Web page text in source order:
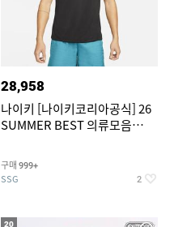
28,958
나이키 [나이키코리아공식] 26
SUMMER BEST 의류모음
구매 999+
SSG 2
20